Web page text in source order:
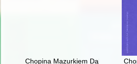
Chopina Mazurkiem Dąbrowskiego